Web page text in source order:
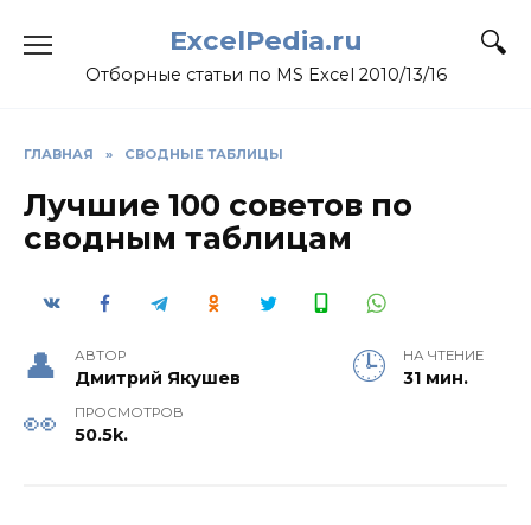
ExcelPedia.ru
Отборные статьи по MS Excel 2010/13/16
ГЛАВНАЯ » СВОДНЫЕ ТАБЛИЦЫ
Лучшие 100 советов по
сводным таблицам
АВТОР
Дмитрий Якушев
НА ЧТЕНИЕ
31 мин.
ПРОСМОТРОВ
50.5k.